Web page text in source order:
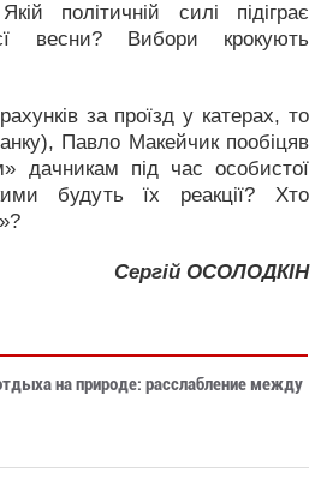
політичній силі підіграє
весни? Вибори крокують
за проїзд у катерах, то
Павло Макейчик пообіцяв
дачникам під час особистої
будуть їх реакції? Хто
Сергій ОСОЛОДКІН
на природе: расслабление между